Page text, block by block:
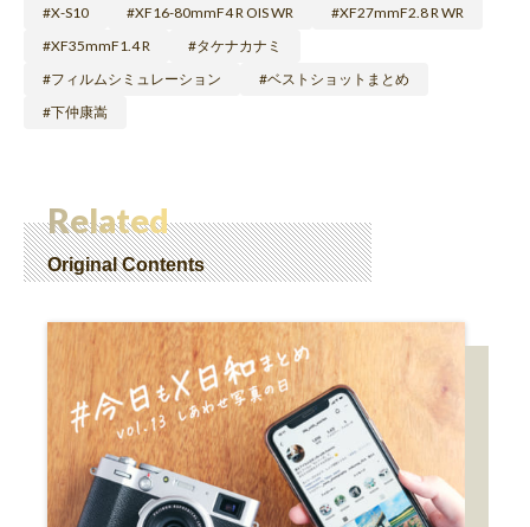
X-S10
XF16-80mmF4 R OIS WR
XF27mmF2.8 R WR
XF35mmF1.4 R
タケナカナミ
フィルムシミュレーション
ベストショットまとめ
下仲康嵩
Related
Original Contents